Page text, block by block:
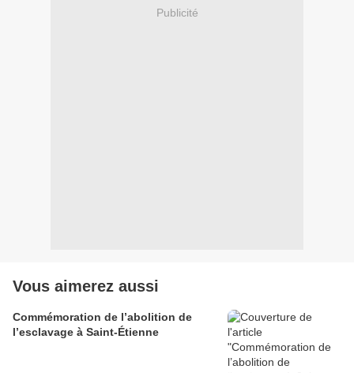
Publicité
Vous aimerez aussi
Commémoration de l’abolition de
l’esclavage à Saint-Étienne